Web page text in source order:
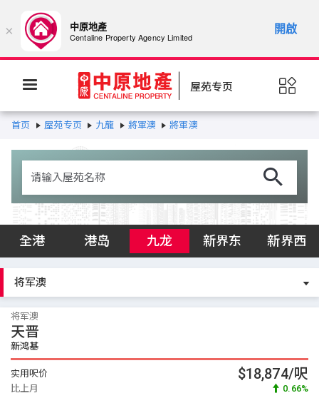
屋苑专页
首页 屋苑专页 九龍 將軍澳 將軍澳
全港 港岛 九龙 新界东 新界西
将军澳
天晋
新鸿基
实用呎价 $18,874/呎
比上月
0.66%
× 中原地產
Centaline Property Agency Limited
開啟